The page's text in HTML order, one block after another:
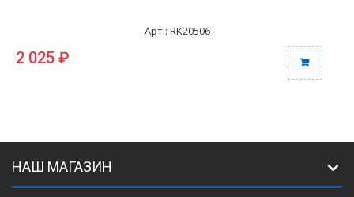
Арт.: RK20506
2 025 ₽
НАШ МАГАЗИН